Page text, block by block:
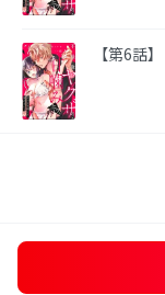
【第6話】